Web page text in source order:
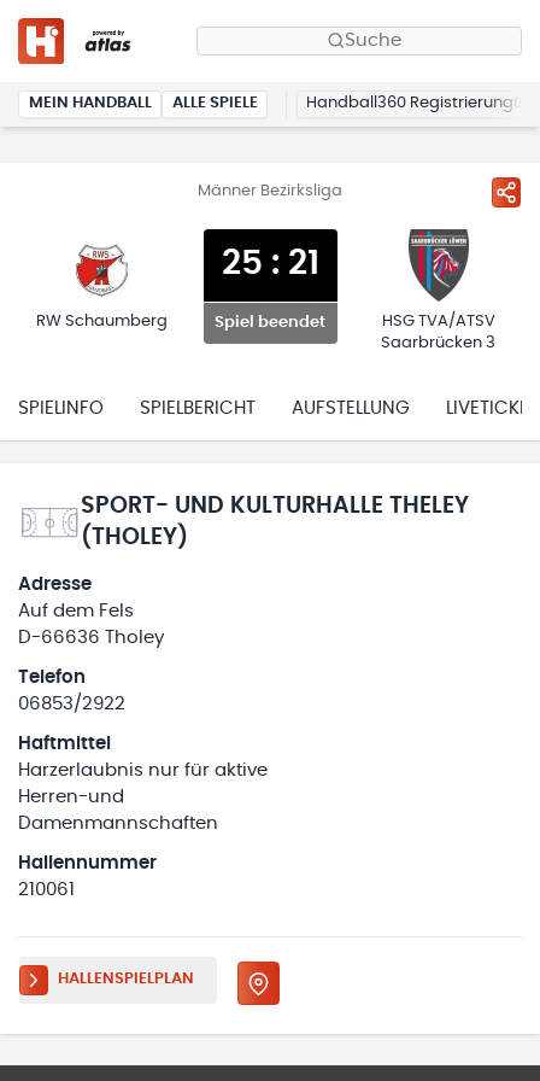
Suche
MEIN HANDBALL ALLE SPIELE Handball360 Registrierung
Männer Bezirksliga
RW Schaumberg
25 : 21
Spiel beendet
HSG TVA/ATSV
Saarbrücken 3
SPIELINFO SPIELBERICHT AUFSTELLUNG LIVETICKER
SPORT- UND KULTURHALLE THELEY
(THOLEY)
Adresse
Auf dem Fels
D-66636 Tholey
Telefon
06853/2922
Haftmittel
Harzerlaubnis nur für aktive
Herren-und
Damenmannschaften
Hallennummer
210061
HALLENSPIELPLAN